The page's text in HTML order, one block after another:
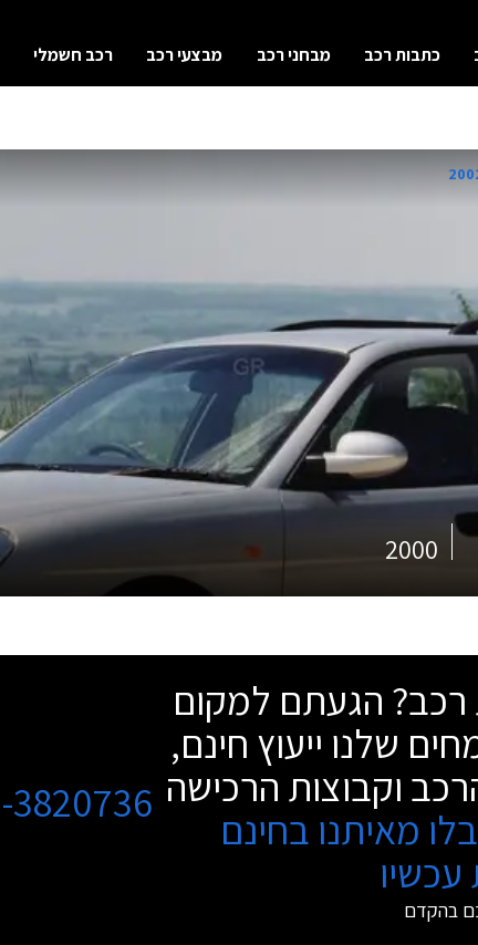
כתבות רכב מבחני רכב מבצעי רכב רכב חשמלי
2000
רכב? הגעתם למקום
שלנו ייעוץ חינם,
וקבוצות הרכישה
מאיתנו בחינם
בהקדם
3820736